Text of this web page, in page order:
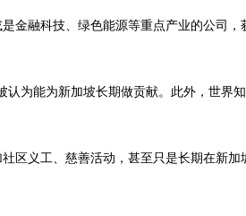
融科技、绿色能源等重点产业的公司，
为能为新加坡长期做贡献。此外，世界
义工、慈善活动，甚至只是长期在新加